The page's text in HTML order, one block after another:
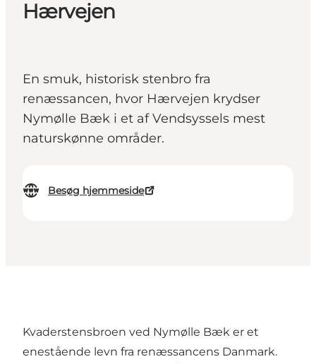
Hærvejen
En smuk, historisk stenbro fra
renæssancen, hvor Hærvejen krydser
Nymølle Bæk i et af Vendsyssels mest
naturskønne områder.
Besøg hjemmeside
Kvaderstensbroen ved Nymølle Bæk er et
enestående levn fra renæssancens Danmark.